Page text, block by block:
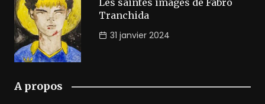
Les saintes images de Fabro
Tranchida
31 janvier 2024
A propos